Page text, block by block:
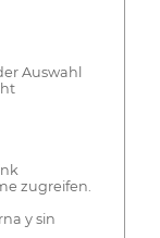
Auswahl
zugreifen.
y sin